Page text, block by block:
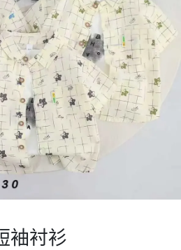
袖衬衫